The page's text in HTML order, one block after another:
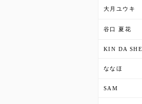
大月ユウキ
谷口 夏花
KIN DA
ななほ
SAM